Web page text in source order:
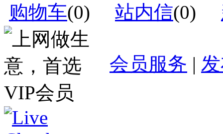
购物车(0) 站内信(0)
会员服务 |